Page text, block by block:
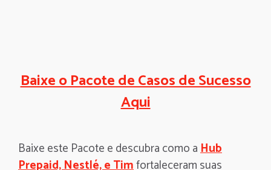
Baixe o Pacote de Casos de Sucesso
Aqui
Baixe este Pacote e descubra como aHub
Prepaid, Nestlé, e Timfortaleceram suas